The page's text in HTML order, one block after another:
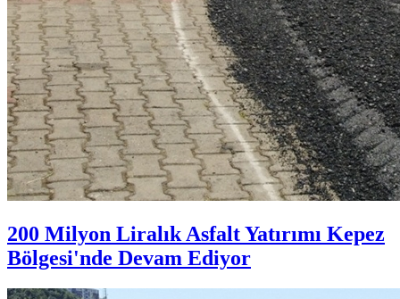
200 Milyon Liralık Asfalt Yatırımı Kepez
Bölgesi'nde Devam Ediyor